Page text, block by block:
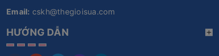
Email: cskh@thegioisua.com
HƯỚNG DẪN